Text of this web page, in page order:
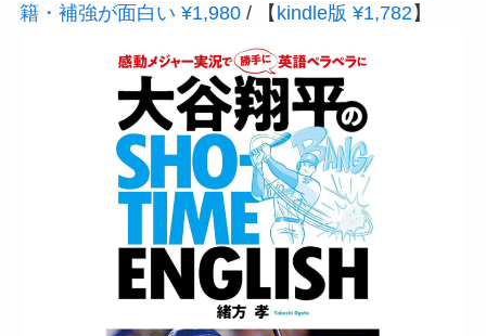
籍・補強が面白い ¥1,980/ 【 kindle版 ¥1,782 】